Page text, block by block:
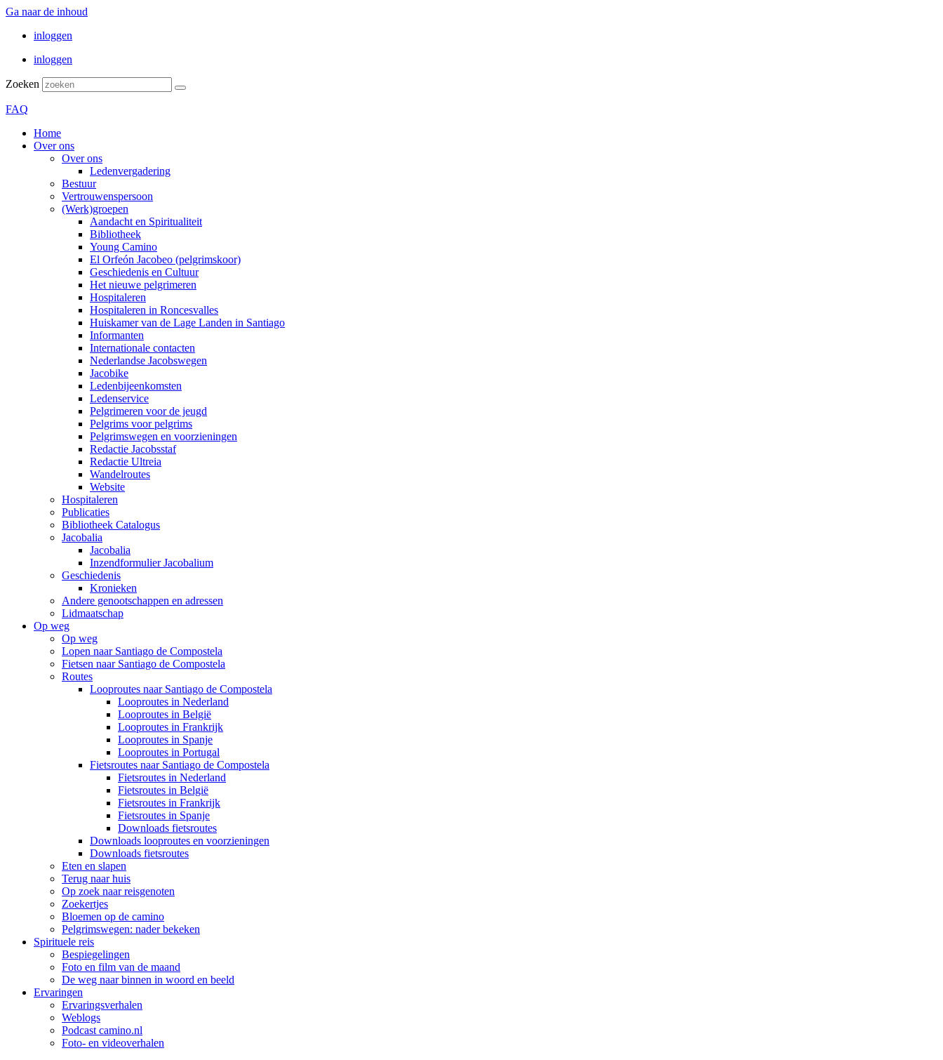
Ga naar de inhoud
inloggen
inloggen
Zoeken
FAQ
Home
Over ons
Over ons
Ledenvergadering
Bestuur
Vertrouwenspersoon
(Werk)groepen
Aandacht en Spiritualiteit
Bibliotheek
Young Camino
El Orfeón Jacobeo (pelgrimskoor)
Geschiedenis en Cultuur
Het nieuwe pelgrimeren
Hospitaleren
Hospitaleren in Roncesvalles
Huiskamer van de Lage Landen in Santiago
Informanten
Internationale contacten
Nederlandse Jacobswegen
Jacobike
Ledenbijeenkomsten
Ledenservice
Pelgrimeren voor de jeugd
Pelgrims voor pelgrims
Pelgrimswegen en voorzieningen
Redactie Jacobsstaf
Redactie Ultreia
Wandelroutes
Website
Hospitaleren
Publicaties
Bibliotheek Catalogus
Jacobalia
Jacobalia
Inzendformulier Jacobalium
Geschiedenis
Kronieken
Andere genootschappen en adressen
Lidmaatschap
Op weg
Op weg
Lopen naar Santiago de Compostela
Fietsen naar Santiago de Compostela
Routes
Looproutes naar Santiago de Compostela
Looproutes in Nederland
Looproutes in België
Looproutes in Frankrijk
Looproutes in Spanje
Looproutes in Portugal
Fietsroutes naar Santiago de Compostela
Fietsroutes in Nederland
Fietsroutes in België
Fietsroutes in Frankrijk
Fietsroutes in Spanje
Downloads fietsroutes
Downloads looproutes en voorzieningen
Downloads fietsroutes
Eten en slapen
Terug naar huis
Op zoek naar reisgenoten
Zoekertjes
Bloemen op de camino
Pelgrimswegen: nader bekeken
Spirituele reis
Bespiegelingen
Foto en film van de maand
De weg naar binnen in woord en beeld
Ervaringen
Ervaringsverhalen
Weblogs
Podcast camino.nl
Foto- en videoverhalen